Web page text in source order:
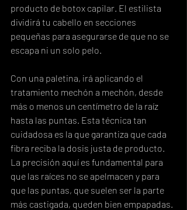
producto de botox capilar. El estilista
dividirá tu cabello en secciones
pequeñas para asegurarse de que no se
escapa ni un solo pelo.
Con una paletina, irá aplicando el
tratamiento mechón a mechón, desde
más o menos un centímetro de la raíz
hasta las puntas. Esta técnica tan
cuidadosa es la que garantiza que cada
fibra reciba la dosis justa de producto.
La precisión aquí es fundamental para
que las raíces no se apelmacen y para
que las puntas, que suelen ser la parte
más castigada, queden bien empapadas.